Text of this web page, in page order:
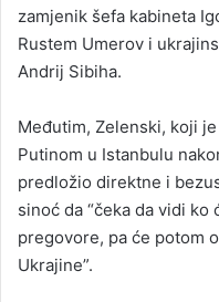
zamjenik šefa kabineta
Rustem Umerov i
Andrij Sibiha.
Međutim, Zelenski, koji
Putinom u Istanbulu
predložio direktne i
sinoć da “čeka da vidi
pregovore, pa će potom
Ukrajine”.